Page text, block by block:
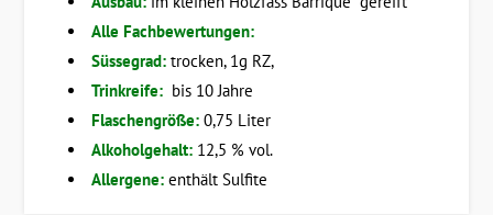
Alle Fachbewertungen:
Süssegrad:trocken, 1g RZ,
Trinkreife: bis 10 Jahre
Flaschengröße:0,75 Liter
Alkoholgehalt: 12,5 % vol.
Allergene: enthält Sulfite